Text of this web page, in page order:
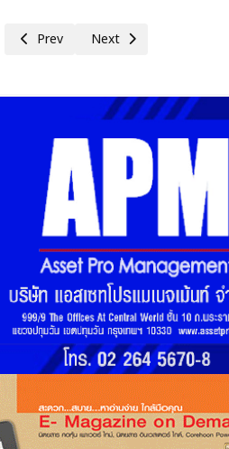
Previous article: ส.อ.ท.ผนึกกระทรวงอุต
Prev Next article: ส.อ.ท.เผยดั
Next